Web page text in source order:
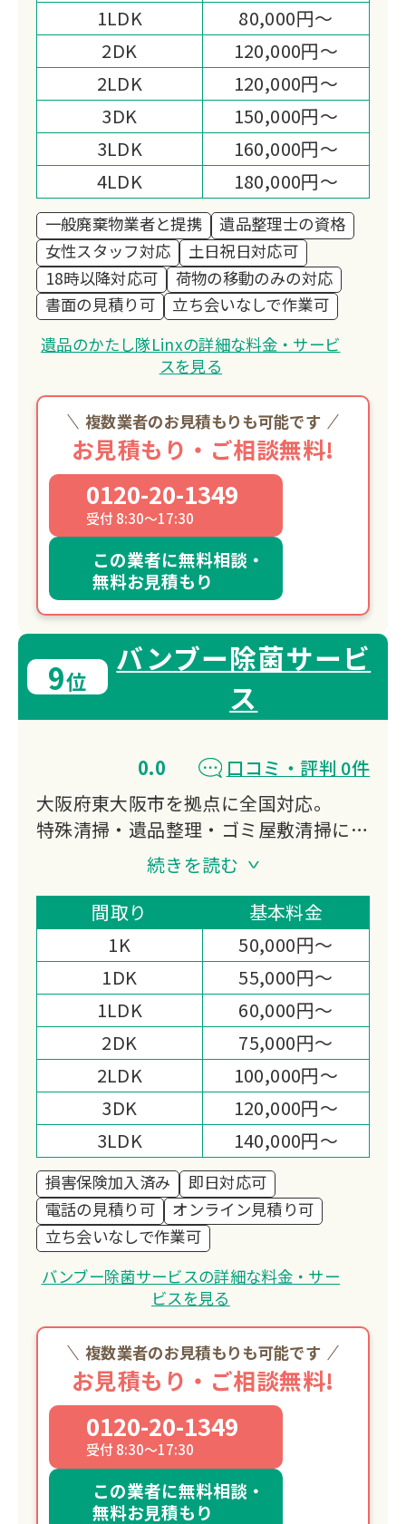
1LDK
80,000円～
2DK
120,000円～
2LDK
120,000円～
3DK
150,000円～
3LDK
160,000円～
4LDK
180,000円～
一般廃棄物業者と提携
遺品整理士の資格
女性スタッフ対応
土日祝日対応可
18時以降対応可
荷物の移動のみの対応
書面の見積り可
立ち会いなしで作業可
遺品のかたし隊Linxの詳細な料金・サービ
スを見る
複数業者のお見積もりも可能です
お見積もり・ご相談無料!
0120-20-1349
受付 8:30～17:30
この業者に無料相談・
無料お見積もり
9位
バンブー除菌サービ
ス
0.0
口コミ・評判 0件
大阪府東大阪市を拠点に全国対応。
特殊清掃・遺品整理・ゴミ屋敷清掃に対
応し、真言宗のご供養と風水による空間
竹炭精製水による完全消臭とATP検査で
数値化された除菌力が強みです。
続きを読む
間取り
基本料金
1K
50,000円～
1DK
55,000円～
1LDK
60,000円～
2DK
75,000円～
2LDK
100,000円～
3DK
120,000円～
3LDK
140,000円～
損害保険加入済み
即日対応可
電話の見積り可
オンライン見積り可
立ち会いなしで作業可
バンブー除菌サービスの詳細な料金・サー
ビスを見る
複数業者のお見積もりも可能です
お見積もり・ご相談無料!
0120-20-1349
受付 8:30～17:30
この業者に無料相談・
無料お見積もり